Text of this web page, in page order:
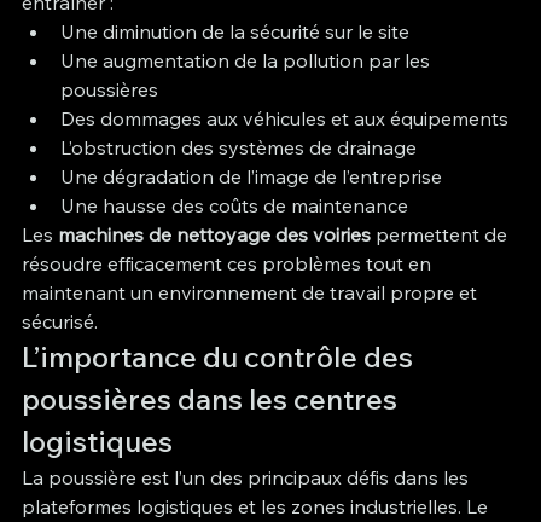
Une diminution de la sécurité sur le site
Une augmentation de la pollution par les
poussières
Des dommages aux véhicules et aux équipements
L’obstruction des systèmes de drainage
Une dégradation de l’image de l’entreprise
Une hausse des coûts de maintenance
Les machines de nettoyage des voiries permettent de
résoudre efficacement ces problèmes tout en
maintenant un environnement de travail propre et
sécurisé.
L’importance du contrôle des
poussières dans les centres
logistiques
La poussière est l’un des principaux défis dans les
plateformes logistiques et les zones industrielles. Le